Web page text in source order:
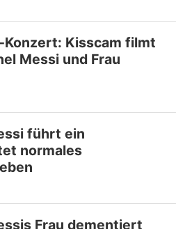
Konzert: Kisscam filmt
Messi und Frau
führt ein
normales
Frau dementiert